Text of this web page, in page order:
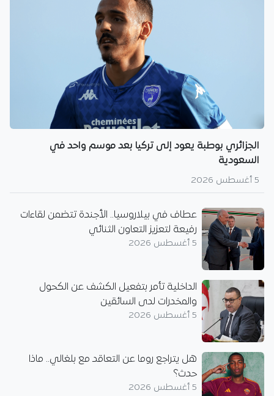
الجزائري بوطبة يعود إلى تركيا بعد موسم واحد في
السعودية
5 أغسطس 2026
عطاف في بيلاروسيا.. الأجندة تتضمن لقاءات
رفيعة لتعزيز التعاون الثنائي
5 أغسطس 2026
الداخلية تأمر بتفعيل الكشف عن الكحول
والمخدرات لدى السائقين
5 أغسطس 2026
هل يتراجع روما عن التعاقد مع بلغالي.. ماذا
حدث؟
5 أغسطس 2026